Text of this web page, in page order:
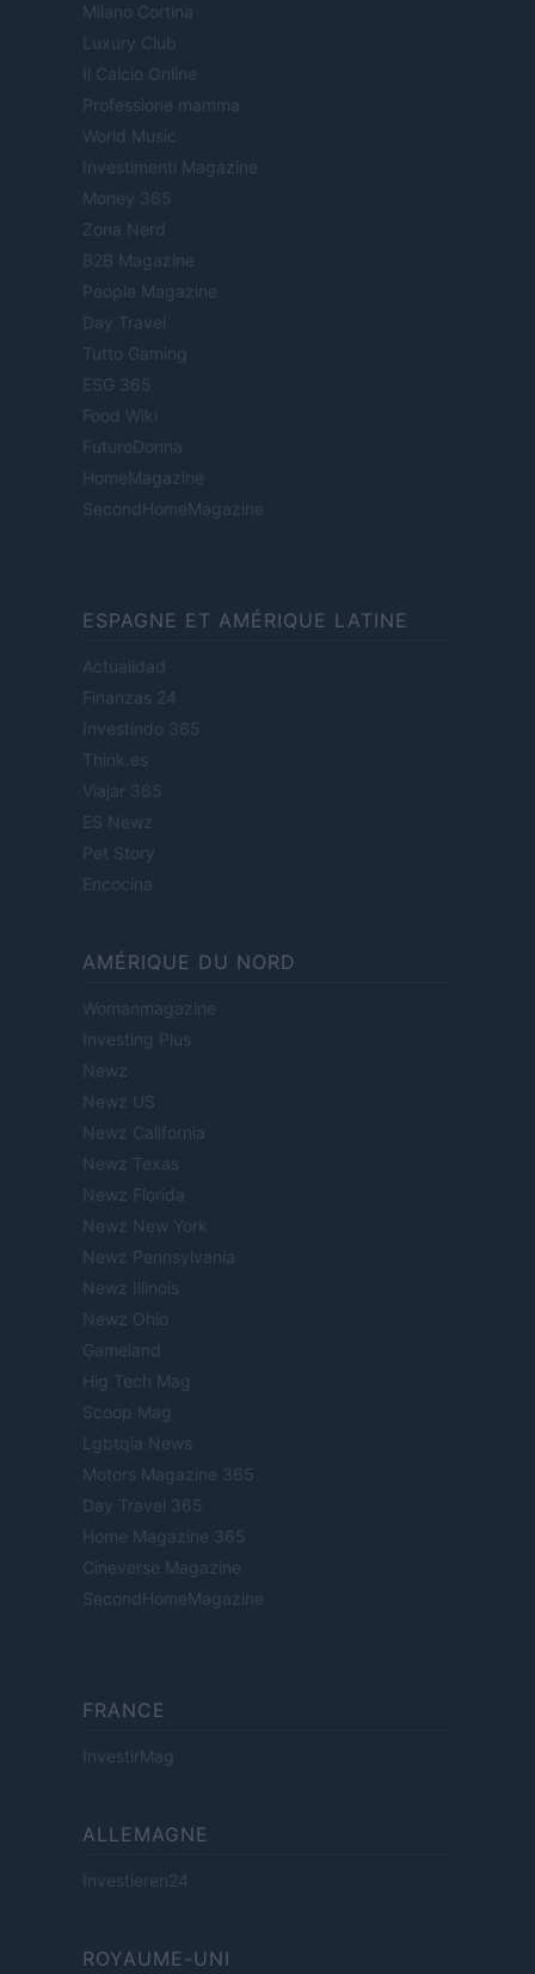
Milano Cortina
Luxury Club
Il Calcio Online
Professione mamma
World Music
Investimenti Magazine
Money 365
Zona Nerd
B2B Magazine
People Magazine
Day Travel
Tutto Gaming
ESG 365
Food Wiki
FuturoDonna
HomeMagazine
SecondHomeMagazine
ESPAGNE ET AMÉRIQUE LATINE
Actualidad
Finanzas 24
Investindo 365
Think.es
Viajar 365
ES Newz
Pet Story
Encocina
AMÉRIQUE DU NORD
Womanmagazine
Investing Plus
Newz
Newz US
Newz California
Newz Texas
Newz Florida
Newz New York
Newz Pennsylvania
Newz Illinois
Newz Ohio
Gameland
Hig Tech Mag
Scoop Mag
Lgbtqia News
Motors Magazine 365
Day Travel 365
Home Magazine 365
Cineverse Magazine
SecondHomeMagazine
FRANCE
InvestirMag
ALLEMAGNE
Investieren24
ROYAUME-UNI